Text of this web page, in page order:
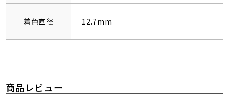
着色直径 12.7mm
商品レビュー